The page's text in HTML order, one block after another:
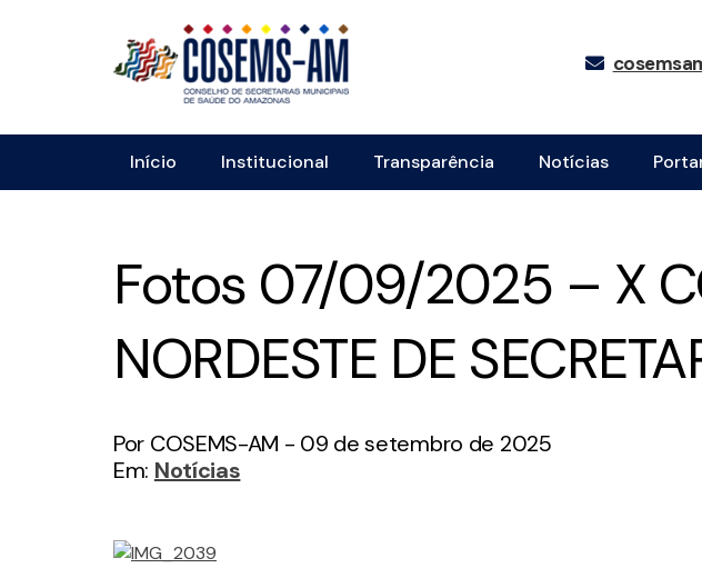
Início Institucional Transparência Notícias
Fotos 07/09/2025 – X
NORDESTE DE
Por COSEMS-AM - 09 de setembro de 2025
Em: Notícias